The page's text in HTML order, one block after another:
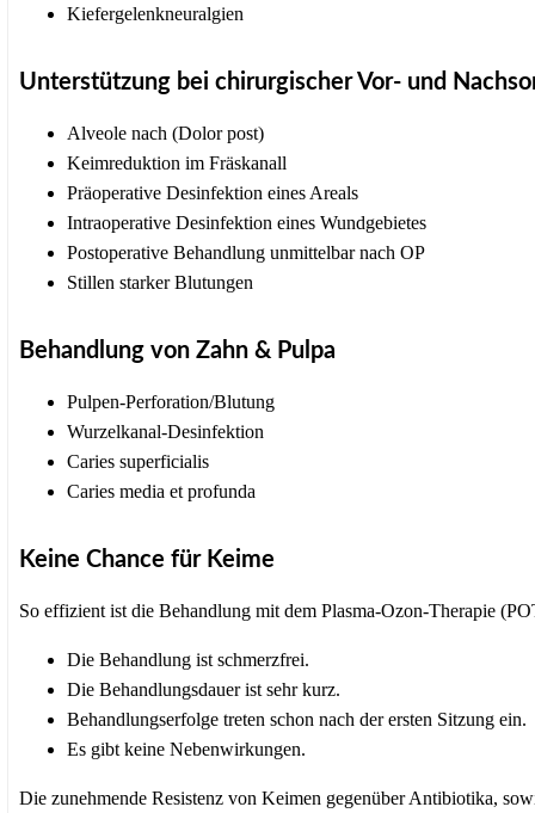
Kiefergelenkneuralgien
Unterstützung bei chirurgischer Vor- und
Alveole nach (Dolor post)
Keimreduktion im Fräskanall
Präoperative Desinfektion eines Areals
Intraoperative Desinfektion eines Wundgebietes
Postoperative Behandlung unmittelbar nach OP
Stillen starker Blutungen
Behandlung von Zahn & Pulpa
Pulpen-Perforation/Blutung
Wurzelkanal-Desinfektion
Caries superficialis
Caries media et profunda
Keine Chance für Keime
So effizient ist die Behandlung mit dem Plasma-Ozon-Therapie
Die Behandlung ist schmerzfrei.
Die Behandlungsdauer ist sehr kurz.
Behandlungserfolge treten schon nach der ersten Sitzung ein.
Es gibt keine Nebenwirkungen.
Die zunehmende Resistenz von Keimen gegenüber Antibiotika,